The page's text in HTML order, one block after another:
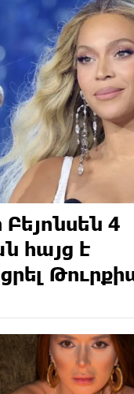
Բեյոնսեն ​​4
հայց է